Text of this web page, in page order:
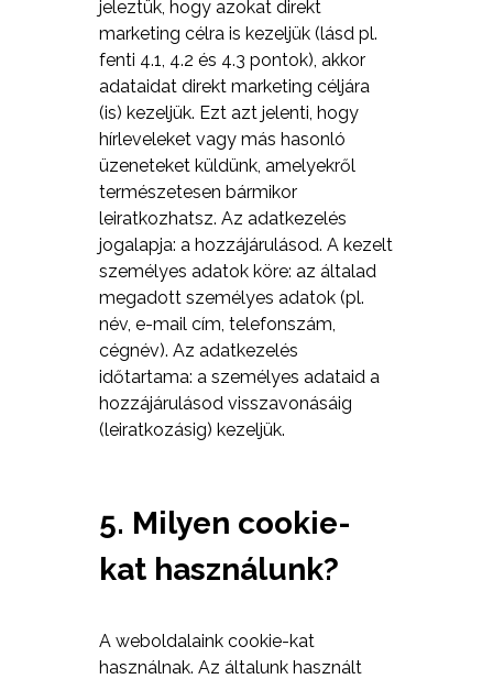
jeleztük, hogy azokat direkt
marketing célra is kezeljük (lásd pl.
fenti 4.1, 4.2 és 4.3 pontok), akkor
adataidat direkt marketing céljára
(is) kezeljük. Ezt azt jelenti, hogy
hírleveleket vagy más hasonló
üzeneteket küldünk, amelyekről
természetesen bármikor
leiratkozhatsz. Az adatkezelés
jogalapja: a hozzájárulásod. A kezelt
személyes adatok köre: az általad
megadott személyes adatok (pl.
név, e-mail cím, telefonszám,
cégnév). Az adatkezelés
időtartama: a személyes adataid a
hozzájárulásod visszavonásáig
(leiratkozásig) kezeljük.
5. Milyen cookie-
kat használunk?
A weboldalaink cookie-kat
használnak. Az általunk használt